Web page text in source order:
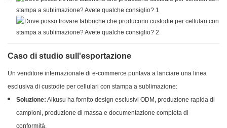
Caso di studio sull'esportazione
Un venditore internazionale di e-commerce puntava a lanciare una linea
esclusiva di custodie per cellulari con stampa a sublimazione:
Soluzione: Aikusu ha fornito design esclusivi ODM, produzione rapida di
campioni, produzione di massa e documentazione completa di
conformità.